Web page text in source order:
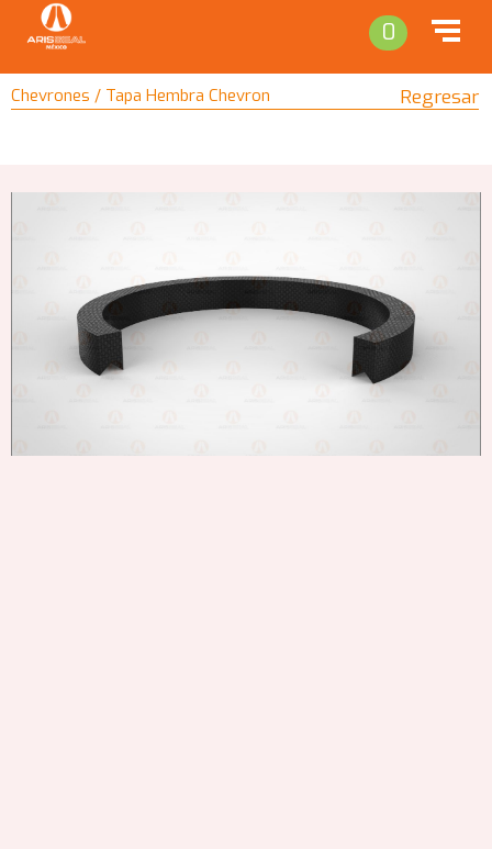
0
Chevrones / Tapa Hembra Chevron Regresar